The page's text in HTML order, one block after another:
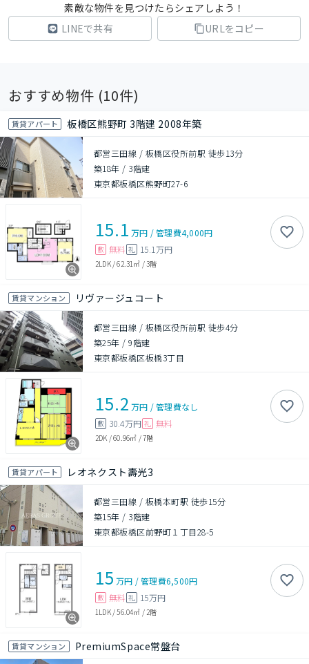
素敵な物件を見つけたらシェアしよう！
LINEで共有
URLをコピー
おすすめ物件 (10件)
賃貸アパート 板橋区熊野町 3階建 2008年築
都営三田線 / 板橋区役所前駅 徒歩13分
築18年 / 3階建
東京都板橋区熊野町27-6
15.1 万円 /管理費4,000円
敷 無料 礼 15.1万円
2LDK/62.31㎡ /3階
賃貸マンション リヴァージュコート
都営三田線 / 板橋区役所前駅 徒歩4分
築25年 /9階建
東京都板橋区板橋3丁目
15.2 万円 /管理費なし
敷 30.4万円 礼 無料
2DK /60.96㎡ /7階
賃貸アパート レオネクスト壽光3
都営三田線 / 板橋本町駅 徒歩15分
築15年 / 3階建
東京都板橋区前野町１丁目28-5
15 万円 /管理費6,500円
敷 無料 礼 15万円
1LDK/56.04㎡ / 2階
賃貸マンション PremiumSpace常盤台